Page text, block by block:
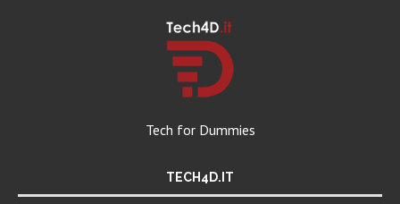
Tech for Dummies
TECH4D.IT